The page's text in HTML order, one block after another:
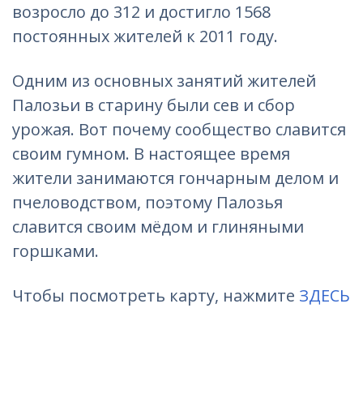
возросло до 312 и достигло 1568
постоянных жителей к 2011 году.
Одним из основных занятий жителей
Палозьи в старину были сев и сбор
урожая. Вот почему сообщество славится
своим гумном. В настоящее время
жители занимаются гончарным делом и
пчеловодством, поэтому Палозья
славится своим мёдом и глиняными
горшками.
Чтобы посмотреть карту, нажмите ЗДЕСЬ